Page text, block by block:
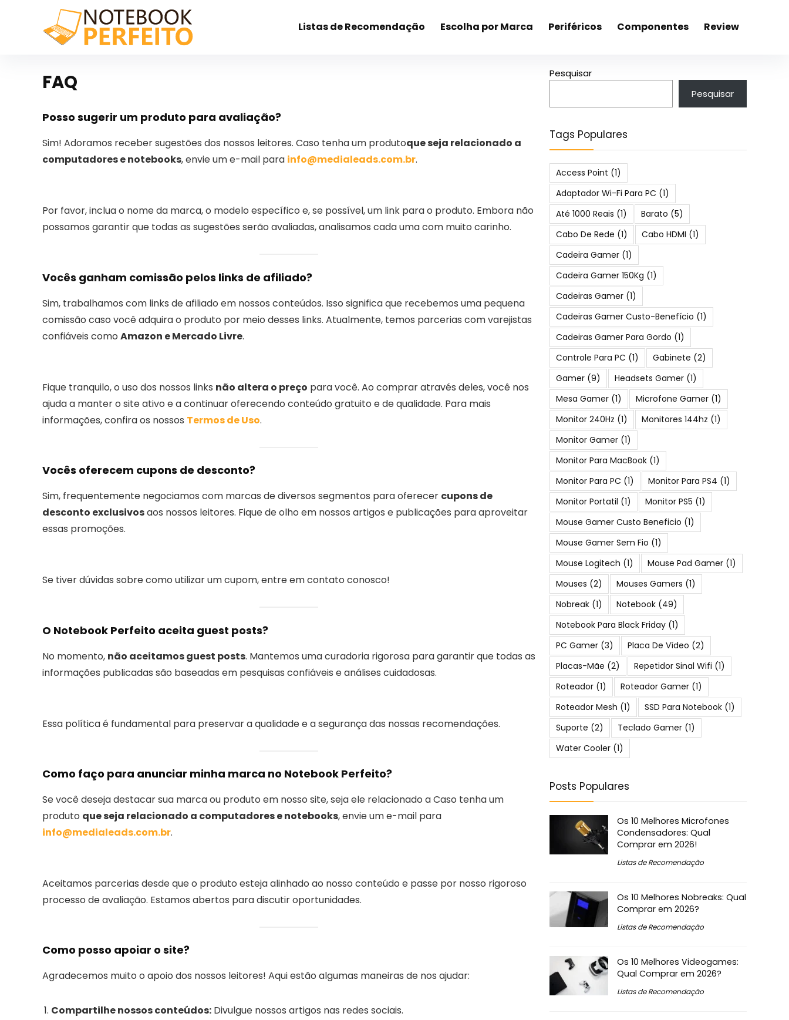
Listas de Recomendação Escolha por Marca Periféricos Componentes Review
FAQ
Posso sugerir um produto para avaliação?
Sim! Adoramos receber sugestões dos nossos leitores. Caso tenha um produtoque seja relacionado a
computadores e notebooks, envie um e-mail para info@medialeads.com.br.
Por favor, inclua o nome da marca, o modelo específico e, se possível, um link para o produto. Embora não
possamos garantir que todas as sugestões serão avaliadas, analisamos cada uma com muito carinho.
Vocês ganham comissão pelos links de afiliado?
Sim, trabalhamos com links de afiliado em nossos conteúdos. Isso significa que recebemos uma pequena
comissão caso você adquira o produto por meio desses links. Atualmente, temos parcerias com varejistas
confiáveis como Amazon e Mercado Livre.
Fique tranquilo, o uso dos nossos links não altera o preço para você. Ao comprar através deles, você nos
ajuda a manter o site ativo e a continuar oferecendo conteúdo gratuito e de qualidade. Para mais
informações, confira os nossos Termos de Uso.
Vocês oferecem cupons de desconto?
Sim, frequentemente negociamos com marcas de diversos segmentos para oferecer cupons de
desconto exclusivosaos nossos leitores. Fique de olho em nossos artigos e publicações para aproveitar
essas promoções.
Se tiver dúvidas sobre como utilizar um cupom, entre em contato conosco!
O Notebook Perfeito aceita guest posts?
No momento, não aceitamos guest posts. Mantemos uma curadoria rigorosa para garantir que todas as
informações publicadas são baseadas em pesquisas confiáveis e análises cuidadosas.
Essa política é fundamental para preservar a qualidade e a segurança das nossas recomendações.
Como faço para anunciar minha marca no Notebook Perfeito?
Se você deseja destacar sua marca ou produto em nosso site, seja ele relacionado a Caso tenha um
produto que seja relacionado a computadores e notebooks, envie um e-mail para
info@medialeads.com.br.
Aceitamos parcerias desde que o produto esteja alinhado ao nosso conteúdo e passe por nosso rigoroso
processo de avaliação. Estamos abertos para discutir oportunidades.
Como posso apoiar o site?
Agradecemos muito o apoio dos nossos leitores! Aqui estão algumas maneiras de nos ajudar:
Compartilhe nossos conteúdos: Divulgue nossos artigos nas redes sociais.
Pesquisar
Pesquisar
Tags Populares
Access Point (1)
Adaptador Wi-Fi Para PC (1)
Até 1000 Reais (1) Barato (5)
Cabo De Rede (1) Cabo HDMI (1)
Cadeira Gamer (1)
Cadeira Gamer 150Kg (1)
Cadeiras Gamer (1)
Cadeiras Gamer Custo-Benefício (1)
Cadeiras Gamer Para Gordo (1)
Controle Para PC (1) Gabinete (2)
Gamer (9) Headsets Gamer (1)
Mesa Gamer (1) Microfone Gamer (1)
Monitor 240Hz (1) Monitores 144hz (1)
Monitor Gamer (1)
Monitor Para MacBook (1)
Monitor Para PC (1) Monitor Para PS4 (1)
Monitor Portatil (1) Monitor PS5 (1)
Mouse Gamer Custo Beneficio (1)
Mouse Gamer Sem Fio (1)
Mouse Logitech (1) Mouse Pad Gamer (1)
Mouses (2) Mouses Gamers (1)
Nobreak (1) Notebook (49)
Notebook Para Black Friday (1)
PC Gamer (3) Placa De Vídeo (2)
Placas-Mãe (2) Repetidor Sinal Wifi (1)
Roteador (1) Roteador Gamer (1)
Roteador Mesh (1) SSD Para Notebook (1)
Suporte (2) Teclado Gamer (1)
Water Cooler (1)
Posts Populares
Os 10 Melhores Microfones
Condensadores: Qual
Comprar em 2026!
Listas de Recomendação
Os 10 Melhores Nobreaks: Qual
Comprar em 2026?
Listas de Recomendação
Os 10 Melhores Videogames:
Qual Comprar em 2026?
Listas de Recomendação